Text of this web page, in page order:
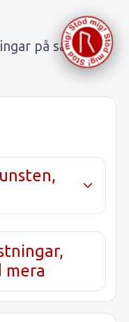
på samma
mera